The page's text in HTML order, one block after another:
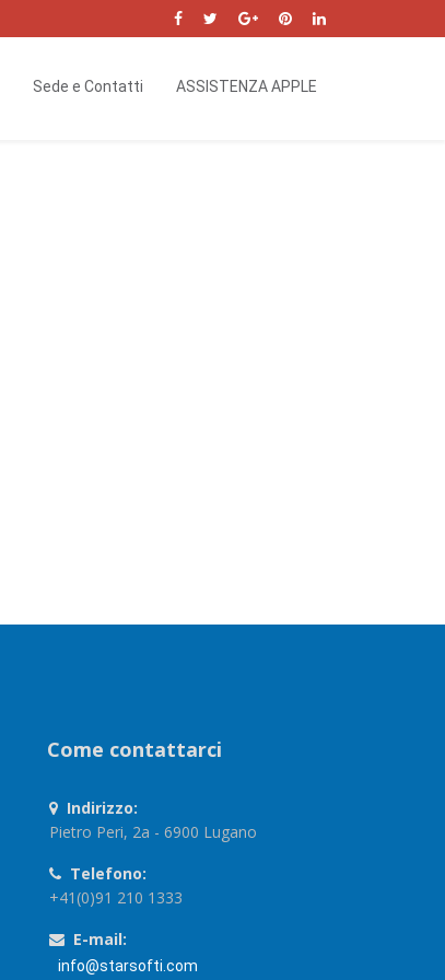
Sede e Contatti ASSISTENZA APPLE
Come contattarci
Indirizzo:
Pietro Peri, 2a - 6900 Lugano
Telefono:
+41(0)91 210 1333
E-mail:
info@starsofti.com